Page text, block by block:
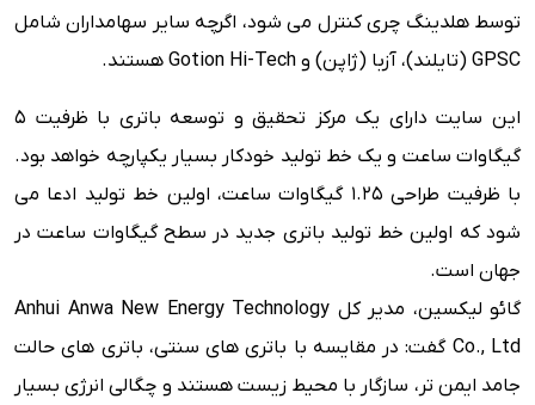
توسط هلدینگ چری کنترل می شود، اگرچه سایر سهامداران شامل
GPSC (تایلند)، آزبا (ژاپن) و Gotion Hi-Tech هستند.
این سایت دارای یک مرکز تحقیق و توسعه باتری با ظرفیت 5
گیگاوات ساعت و یک خط تولید خودکار بسیار یکپارچه خواهد بود.
با ظرفیت طراحی 1.25 گیگاوات ساعت، اولین خط تولید ادعا می
شود که اولین خط تولید باتری جدید در سطح گیگاوات ساعت در
جهان است.
گائو لیکسین، مدیر کل Anhui Anwa New Energy Technology
Co., Ltd گفت: در مقایسه با باتری های سنتی، باتری های حالت
جامد ایمن تر، سازگار با محیط زیست هستند و چگالی انرژی بسیار